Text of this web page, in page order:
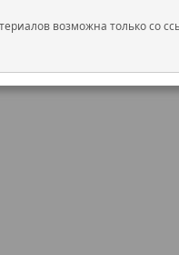
возможна только со